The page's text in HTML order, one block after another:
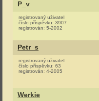
P_v
registrovaný uživatel
číslo příspěvku: 3907
registrován: 5-2002
Petr_s
registrovaný uživatel
číslo příspěvku: 63
registrován: 4-2005
Werkie